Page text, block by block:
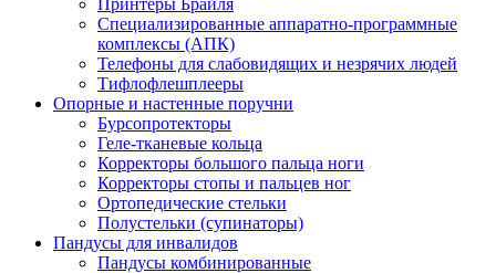
Принтеры Брайля
Специализированные аппаратно-программные
комплексы (АПК)
Телефоны для слабовидящих и незрячих людей
Тифлофлешплееры
Опорные и настенные поручни
Бурсопротекторы
Геле-тканевые кольца
Корректоры большого пальца ноги
Корректоры стопы и пальцев ног
Ортопедические стельки
Полустельки (супинаторы)
Пандусы для инвалидов
Пандусы комбинированные